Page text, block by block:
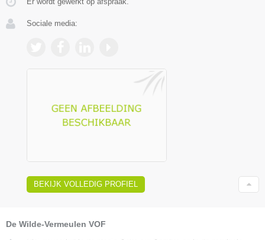
Sociale media:
BEKIJK VOLLEDIG PROFIEL
De Wilde-Vermeulen VOF